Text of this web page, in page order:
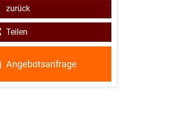
Angebotsanfrage
zurück
Teilen